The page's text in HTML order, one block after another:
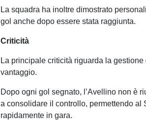
La squadra ha inoltre dimostrato
gol anche dopo essere stata raggiunta.
Criticità
La principale criticità riguarda la
vantaggio.
Dopo ogni gol segnato, l’Avellino non è
a consolidare il controllo, permettendo al
rapidamente in gara.